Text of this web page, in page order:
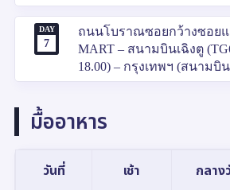
DAY
7
ถนนโบราณซอยกว้างซอยแ
MART – สนามบินเฉิงตู
18.00) – กรุงเทพฯ (สนาม
มื้ออาหาร
วันที่ เช้า กลาง